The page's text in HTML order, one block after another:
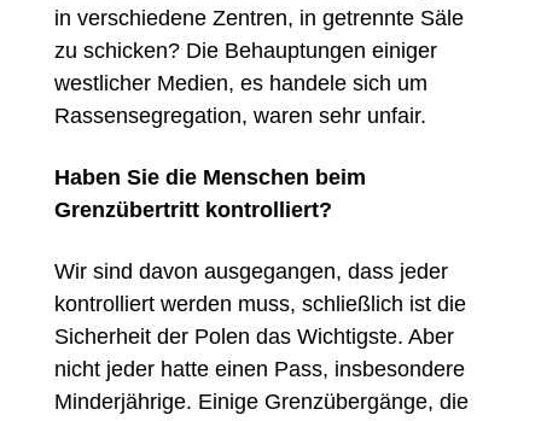
in verschiedene Zentren, in getrennte Säle
zu schicken? Die Behauptungen einiger
westlicher Medien, es handele sich um
Rassensegregation, waren sehr unfair.
Haben Sie die Menschen beim
Grenzübertritt kontrolliert?
Wir sind davon ausgegangen, dass jeder
kontrolliert werden muss, schließlich ist die
Sicherheit der Polen das Wichtigste. Aber
nicht jeder hatte einen Pass, insbesondere
Minderjährige. Einige Grenzübergänge, die